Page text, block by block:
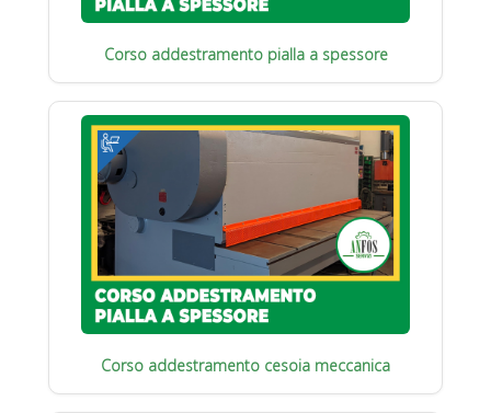
Corso addestramento pialla a spessore
Corso addestramento cesoia meccanica